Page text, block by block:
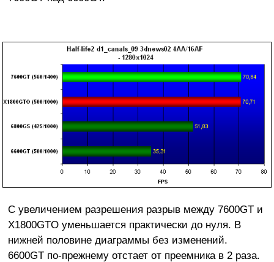
С увеличением разрешения разрыв между 7600GT и
X1800GTO уменьшается практически до нуля. В
нижней половине диаграммы без изменений.
6600GT по-прежнему отстает от преемника в 2 раза.